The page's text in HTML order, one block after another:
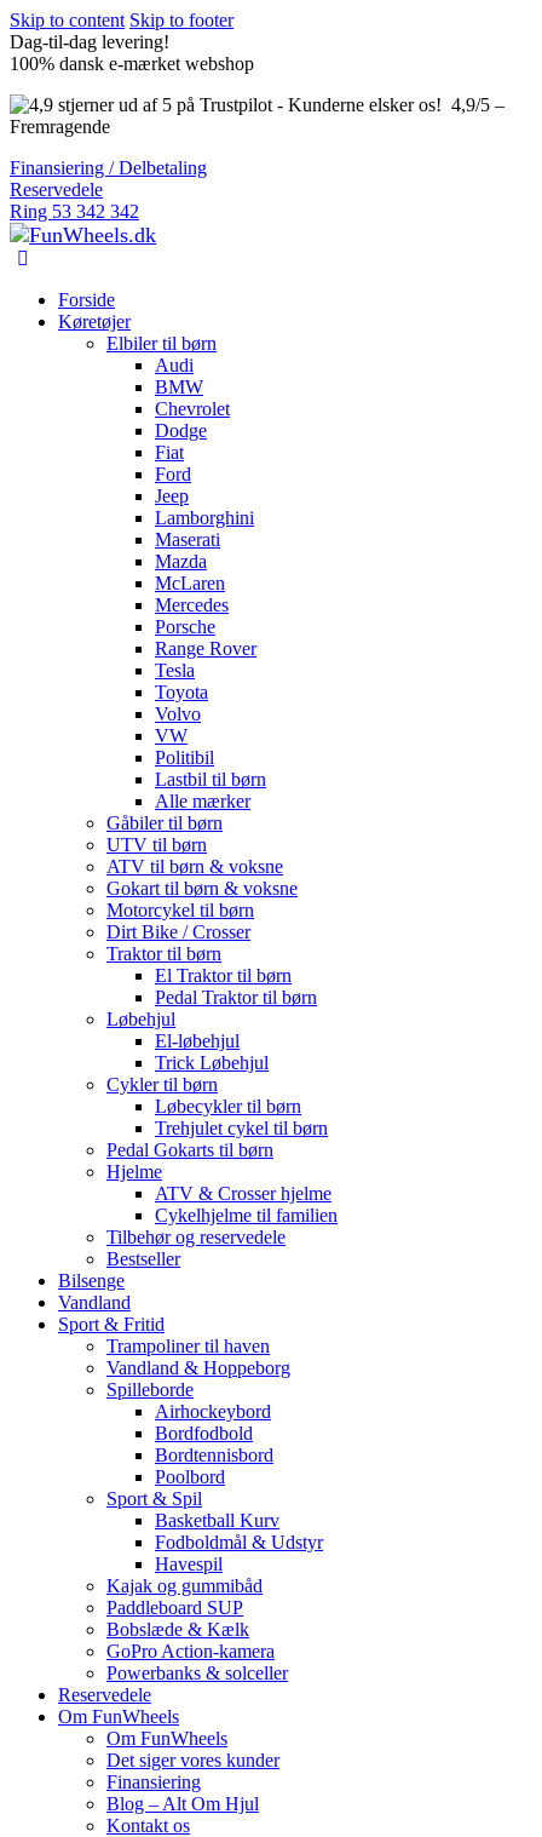
Skip to content Skip to footer
Dag-til-dag levering!
100% dansk e-mærket webshop
4,9/5 –
Fremragende
Finansiering / Delbetaling
Reservedele
Ring 53 342 342
Forside
Køretøjer
Elbiler til børn
Audi
BMW
Chevrolet
Dodge
Fiat
Ford
Jeep
Lamborghini
Maserati
Mazda
McLaren
Mercedes
Porsche
Range Rover
Tesla
Toyota
Volvo
VW
Politibil
Lastbil til børn
Alle mærker
Gåbiler til børn
UTV til børn
ATV til børn & voksne
Gokart til børn & voksne
Motorcykel til børn
Dirt Bike / Crosser
Traktor til børn
El Traktor til børn
Pedal Traktor til børn
Løbehjul
El-løbehjul
Trick Løbehjul
Cykler til børn
Løbecykler til børn
Trehjulet cykel til børn
Pedal Gokarts til børn
Hjelme
ATV & Crosser hjelme
Cykelhjelme til familien
Tilbehør og reservedele
Bestseller
Bilsenge
Vandland
Sport & Fritid
Trampoliner til haven
Vandland & Hoppeborg
Spilleborde
Airhockeybord
Bordfodbold
Bordtennisbord
Poolbord
Sport & Spil
Basketball Kurv
Fodboldmål & Udstyr
Havespil
Kajak og gummibåd
Paddleboard SUP
Bobslæde & Kælk
GoPro Action-kamera
Powerbanks & solceller
Reservedele
Om FunWheels
Om FunWheels
Det siger vores kunder
Finansiering
Blog – Alt Om Hjul
Kontakt os